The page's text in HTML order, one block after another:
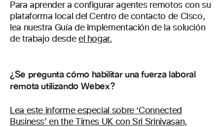
Para aprender a configurar agentes remotos con su
plataforma local del Centro de contacto de Cisco,
lea nuestra Guía de implementación de la solución
de trabajo desde el hogar.
¿Se pregunta cómo habilitar una fuerza laboral
remota utilizando Webex?
Lea este informe especial sobre ‘Connected
Business’ en the Times UK con Sri Srinivasan,